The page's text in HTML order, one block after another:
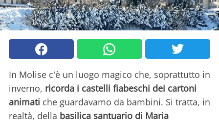
In Molise c'è un luogo magico che, soprattutto in
inverno, ricorda i castelli fiabeschi dei cartoni
animati che guardavamo da bambini. Si tratta, in
realtà, della basilica santuario di Maria